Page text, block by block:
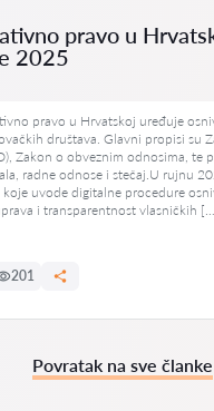
pravo u
2025
pravo u Hrvatskoj uređuje
društava. Glavni propisi su
Zakon o obveznim odnosima, te
radne odnose i stečaj.U rujnu
koje uvode digitalne procedure
i transparentnost vlasničkih
201
Povratak na sve članke